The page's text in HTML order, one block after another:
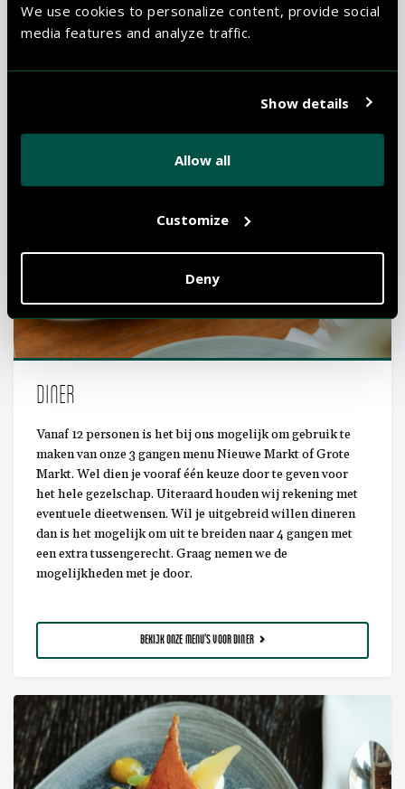
We use cookies to personalize content, provide social
media features and analyze traffic.
Show details
Allow all
Customize
Deny
dieetwensen. Graag nemen we de mogelijkheden met je
door.
BEKIJK ONZE MENU'S VOOR LUNCH
DINER
Vanaf 12 personen is het bij ons mogelijk om gebruik te
maken van onze 3 gangen menu Nieuwe Markt of Grote
Markt. Wel dien je vooraf één keuze door te geven voor
het hele gezelschap. Uiteraard houden wij rekening met
eventuele dieetwensen. Wil je uitgebreid willen dineren
dan is het mogelijk om uit te breiden naar 4 gangen met
een extra tussengerecht. Graag nemen we de
mogelijkheden met je door.
BEKIJK ONZE MENU'S VOOR DINER